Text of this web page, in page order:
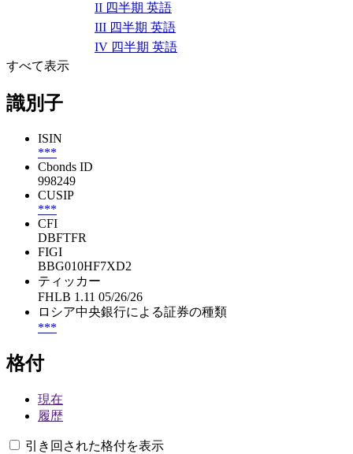
II 四半期 英語
III 四半期 英語
IV 四半期 英語
すべて表示
識別子
ISIN
***
Cbonds ID
998249
CUSIP
***
CFI
DBFTFR
FIGI
BBG010HF7XD2
ティッカー
FHLB 1.11 05/26/26
ロシア中央銀行による証券の種類
***
格付
現在
履歴
引き回された格付を表示